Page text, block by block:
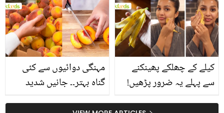
سے متعلق غلط فہمیوں کی
حقیقت کیا ہے اور افواہ
کیا؟
بتائے راز
مہنگی دوائیوں سے کئی
گناہ بہتر۔۔ جانیں شدید
کیلے کے چھلکے پھینکنے
سے پہلے یہ ضرور پڑھیں!